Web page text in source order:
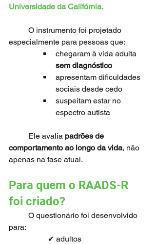
Universidade da Califórnia.
especialmente para pessoas que:
chegaram à vida adulta
sem diagnóstico
apresentam dificuldades
sociais desde cedo
suspeitam estar no
espectro autista
	Ele avalia
padrões de
comportamento ao longo da vida, não
apenas na fase atual.
Para quem o RAADS-R
foi criado?
para:
✔ adultos